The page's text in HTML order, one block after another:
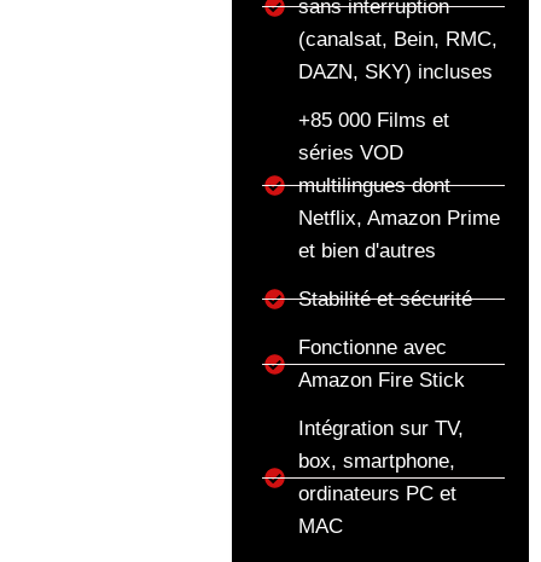
sans interruption
(canalsat, Bein, RMC,
DAZN, SKY) incluses
+85 000 Films et
séries VOD
multilingues dont
Netflix, Amazon Prime
et bien d'autres
Stabilité et sécurité
Fonctionne avec
Amazon Fire Stick
Intégration sur TV,
box, smartphone,
ordinateurs PC et
MAC